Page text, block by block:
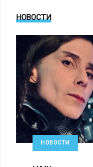
НОВОСТИ
НОВОСТИ